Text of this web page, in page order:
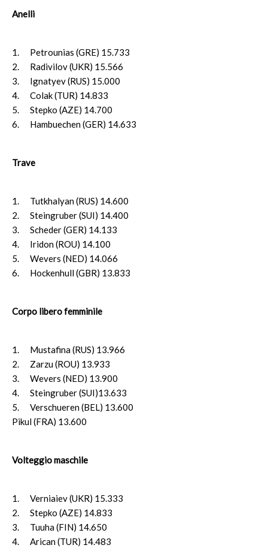
Anelli
1. Petrounias (GRE) 15.733
2. Radivilov (UKR) 15.566
3. Ignatyev (RUS) 15.000
4. Colak (TUR) 14.833
5. Stepko (AZE) 14.700
6. Hambuechen (GER) 14.633
Trave
1. Tutkhalyan (RUS) 14.600
2. Steingruber (SUI) 14.400
3. Scheder (GER) 14.133
4. Iridon (ROU) 14.100
5. Wevers (NED) 14.066
6. Hockenhull (GBR) 13.833
Corpo libero femminile
1. Mustafina (RUS) 13.966
2. Zarzu (ROU) 13.933
3. Wevers (NED) 13.900
4. Steingruber (SUI)13.633
5. Verschueren (BEL) 13.600
Pikul (FRA) 13.600
Volteggio maschile
1. Verniaiev (UKR) 15.333
2. Stepko (AZE) 14.833
3. Tuuha (FIN) 14.650
4. Arican (TUR) 14.483